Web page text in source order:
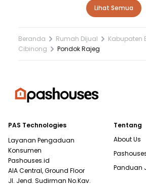
Lihat Semua
Beranda Rumah Dijual
Kabupaten
Cibinong
Pondok Rajeg
PAS Technologies
Layanan Pengaduan
Konsumen
Pashouses.id
AIA Central, Ground Floor
Jl. Jend. Sudirman No.Kav.
Tentang
About Us
Panduan